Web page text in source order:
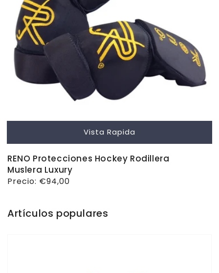
Vista Rapida
RENO Protecciones Hockey Rodillera
Muslera Luxury
Precio
Precio: €94,00
Artículos populares